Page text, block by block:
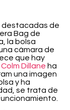
destacadas de
Bag de
la bolsa
cámara de
que hay
Colm Dillane ha
una imagen
y ha
se trata de